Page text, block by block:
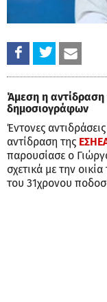
Άμεση η αντίδραση
δημοσιογράφων
Έντονες
αντίδραση της
παρουσίασε ο
σχετικά με την οικία
του 31χρονου